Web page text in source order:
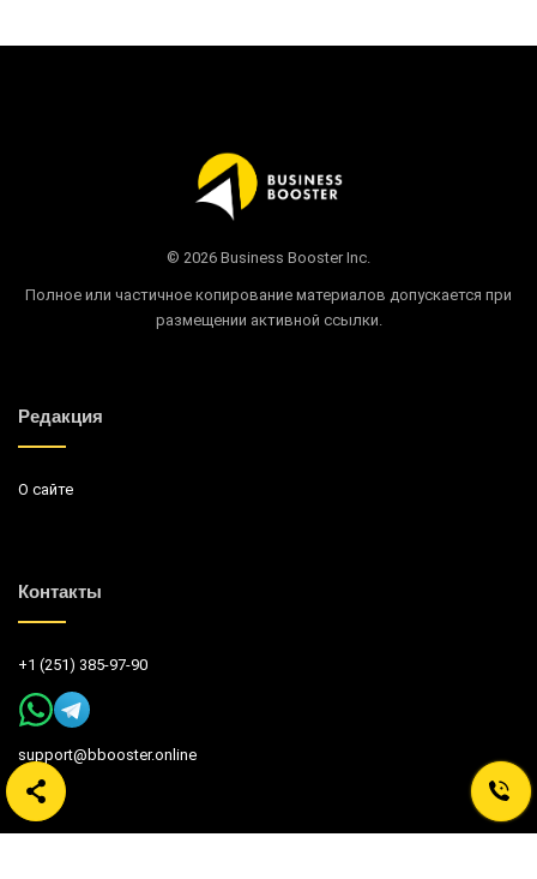
© 2026 Business Booster Inc.
Полное или частичное копирование материалов допускается при
размещении активной ссылки.
Редакция
О сайте
Контакты
+1 (251) 385-97-90
support@bbooster.online